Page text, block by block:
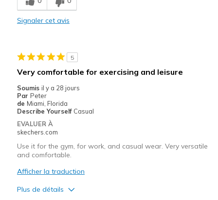
Les meilleures utilisations
Casual Wear
Travel
View On Shoes
Signaler cet avis
5
Very comfortable for exercising and leisure
Soumis il y a 28 jours
Par Peter
de Miami, Florida
Describe Yourself Casual
EVALUER À
skechers.com
Use it for the gym, for work, and casual wear. Very versatile
and comfortable.
Afficher la traduction
Plus de détails